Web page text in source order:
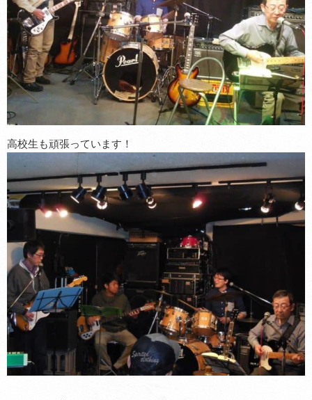
高校生も頑張っています！